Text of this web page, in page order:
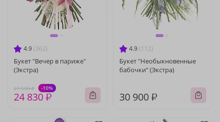
4.9 (362)
Букет "Вечер в париже"
(Экстра)
27 590 ₽ -10%
24 830 ₽
4.9 (112)
Букет "Необыкновенные
бабочки" (Экстра)
30 900 ₽